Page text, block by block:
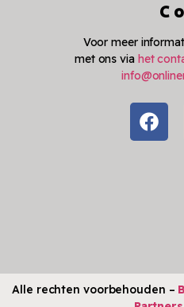
Voor meer
met ons via het
Alle rechten voorbehouden –